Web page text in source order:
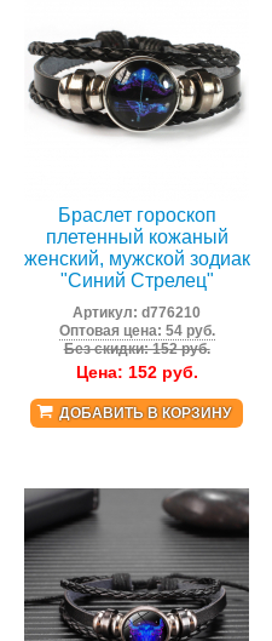
Браслет гороскоп
плетенный кожаный
женский, мужской зодиак
"Синий Стрелец"
Артикул:d776210
Оптовая цена: 54 руб.
Без скидки: 152 руб.
Цена: 152руб.
ДОБАВИТЬ В КОРЗИНУ